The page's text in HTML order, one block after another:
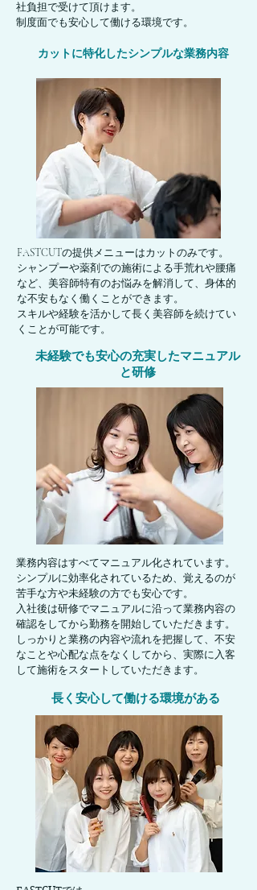
社負担で受けて頂けます。
制度面でも安心して働ける環境です。
カットに特化したシンプルな業務内容
FASTCUTの提供メニューはカットのみです。
シャンプーや薬剤での施術による手荒れや腰痛
など、美容師特有のお悩みを解消して、身体的
な不安もなく働くことができます。
​スキルや経験を活かして長く美容師を続けてい
くことが可能です。
未経験でも安心の充実したマニュアル
と研修
業務内容はすべてマニュアル化されています。
シンプルに効率化されているため、覚えるのが
苦手な方や未経験の方でも安心です。
入社後は研修でマニュアルに沿って業務内容の
確認をしてから勤務を開始していただきます。
​しっかりと業務の内容や流れを把握して、不安
なことや心配な点をなくしてから、実際に入客
して施術をスタートしていただきます。
長く安心して働ける環境がある